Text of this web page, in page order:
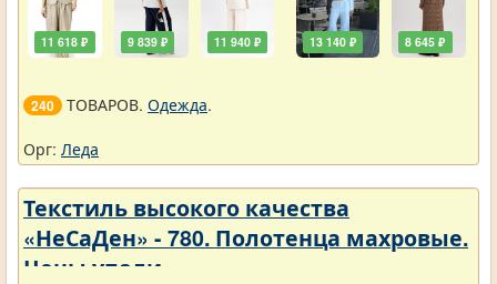
11 618 ₽ 9 839 ₽ 11 940 ₽ 13 140 ₽ 8 645 ₽
240 ТОВАРОВ. Одежда.
Орг: Леда
Текстиль высокого качества
«НеСаДен» - 780. Полотенца махровые.
Цены упали